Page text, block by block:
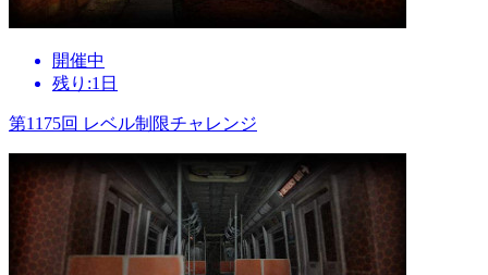
開催中
残り:1日
第1175回 レベル制限チャレンジ